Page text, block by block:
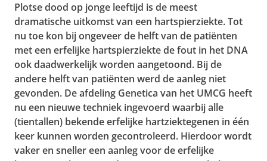
Plotse dood op jonge leeftijd is de meest
dramatische uitkomst van een hartspierziekte. Tot
nu toe kon bij ongeveer de helft van de patiënten
met een erfelijke hartspierziekte de fout in het DNA
ook daadwerkelijk worden aangetoond. Bij de
andere helft van patiënten werd de aanleg niet
gevonden. De afdeling Genetica van het UMCG heeft
nu een nieuwe techniek ingevoerd waarbij alle
(tientallen) bekende erfelijke hartziektegenen in één
keer kunnen worden gecontroleerd. Hierdoor wordt
vaker en sneller een aanleg voor de erfelijke